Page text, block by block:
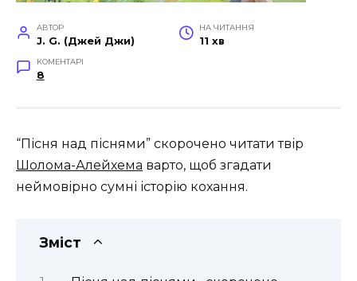
АВТОР
J. G. (Джей Джи)
НА ЧИТАННЯ
11 хв
КОМЕНТАРІ
8
“Пісня над піснями” скорочено читати твір
Шолома-Алейхема варто, щоб згадати
неймовірно сумні історію кохання.
Зміст